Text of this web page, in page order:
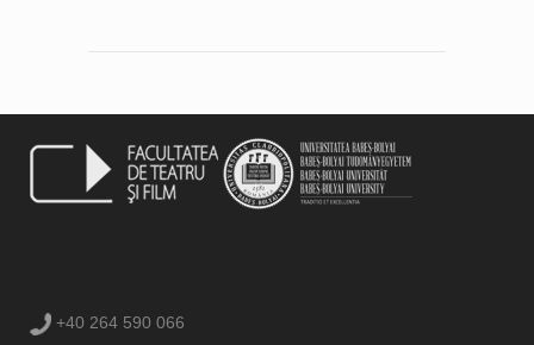
+40 264 590 066